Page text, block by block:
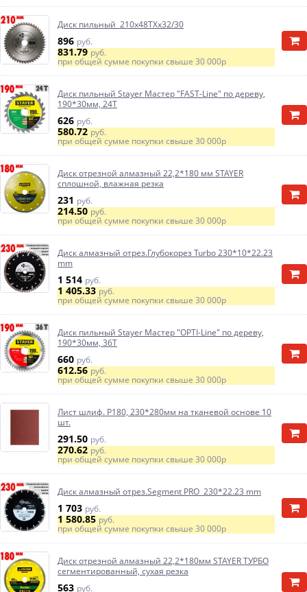
Диск пильный 210х48ТXх32/30
896 руб.
831.79руб.
при общей сумме покупки свыше 30 000р
Диск пильный Stayer Мастер "FAST-Line" по дереву,
190*30мм, 24Т
626 руб.
580.72руб.
при общей сумме покупки свыше 30 000р
Диск отрезной алмазный 22,2*180 мм STAYER
сплошной, влажная резка
231 руб.
214.50руб.
при общей сумме покупки свыше 30 000р
Диск алмазный отрез.Глубокорез Turbo 230*10*22.23
mm
1 514 руб.
1 405.33руб.
при общей сумме покупки свыше 30 000р
Диск пильный Stayer Мастер "OPTI-Line" по дереву,
190*30мм, 36Т
660 руб.
612.56руб.
при общей сумме покупки свыше 30 000р
Лист шлиф. Р180, 230*280мм на тканевой основе 10
шт.
291.50 руб.
270.62руб.
при общей сумме покупки свыше 30 000р
Диск алмазный отрез.Segment PRO 230*22.23 mm
1 703 руб.
1 580.85руб.
при общей сумме покупки свыше 30 000р
Диск отрезной алмазный 22,2*180мм STAYER ТУРБО
сегментированный, сухая резка
563 руб.